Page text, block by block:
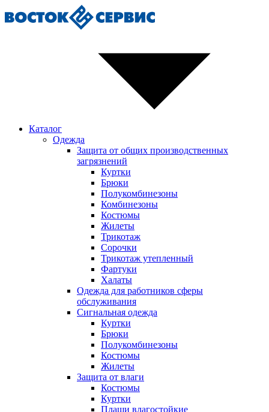
Каталог
Одежда
Защита от общих производственных
загрязнений
Куртки
Брюки
Полукомбинезоны
Комбинезоны
Костюмы
Жилеты
Трикотаж
Сорочки
Трикотаж утепленный
Фартуки
Халаты
Одежда для работников сферы
обслуживания
Сигнальная одежда
Куртки
Брюки
Полукомбинезоны
Костюмы
Жилеты
Защита от влаги
Костюмы
Куртки
Плащи влагостойкие